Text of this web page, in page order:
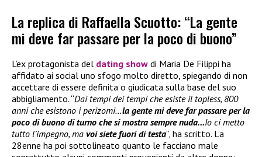
La replica di Raffaella Scuotto: “La gente
mi deve far passare per la poco di buono”
L’ex protagonista del dating show di Maria De Filippi ha
affidato ai social uno sfogo molto diretto, spiegando di non
accettare di essere definita o giudicata sulla base del suo
abbigliamento. “Dai tempi dei tempi che esiste il topless, 800
anni che esistono i perizomi…la gente mi deve far passare per la
poco di buono di turno che si mostra sempre nuda…Io ci metto
tutto l’impegno, ma voi siete fuori di testa”, ha scritto. La
28enne ha poi sottolineato quanto le facciano male